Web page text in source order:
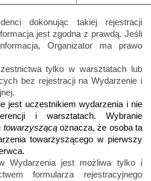
dokonując takiej rejestracji
jest zgodna z prawdą. Jeśli
Organizator ma prawo
tylko w warsztatach lub
bez rejestracji na Wydarzenie i
jest uczestnikiem wydarzenia i nie
i warsztatach. Wybranie
towarzyszącąoznacza, że osoba ta
towarzyszącego w pierwszy
Wydarzenia jest możliwa tylko i
formularza rejestracyjnego